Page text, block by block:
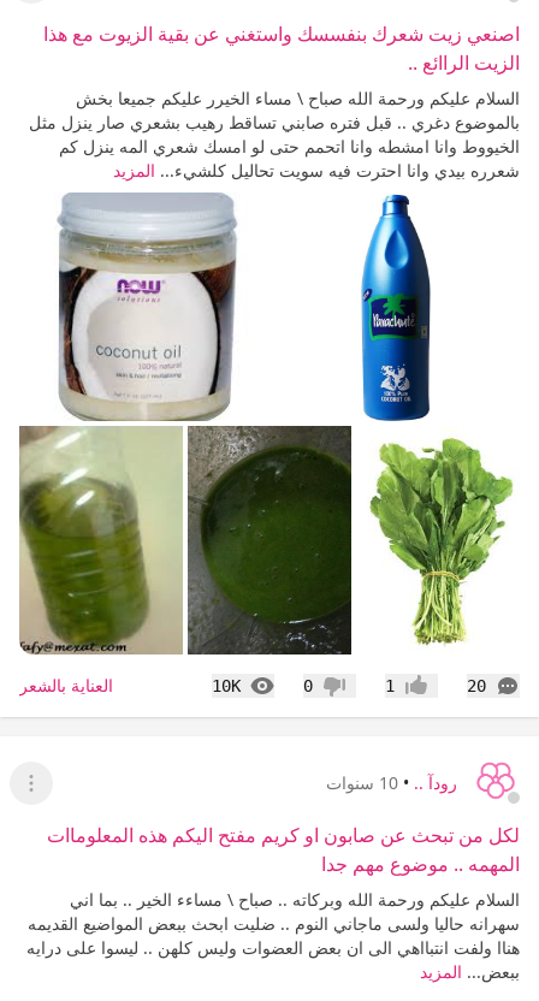
اصنعي زيت شعرك بنفسسك واستغني عن بقية الزيوت مع هذا
الزيت الراائع ..
السلام عليكم ورحمة الله صباح \ مساء الخيرر عليكم جميعا بخش
بالموضوع دغري .. قبل فتره صابني تساقط رهيب بشعري صار ينزل مثل
الخيووط وانا امشطه وانا اتحمم حتى لو امسك شعري المه ينزل كم
شعرره بيدي وانا احترت فيه سويت تحاليل كلشيء... المزيد
20
التعليقات إعجاب1 عدم إعجاب
0
10K
المشاهدات العناية بالشعر
رودآ .. • 10 سنوات
عرض
لكل من تبحث عن صابون او كريم مفتح اليكم هذه المعلوماات
المهمه .. موضوع مهم جدا
السلام عليكم ورحمة الله وبركاته .. صباح \ مساءء الخير .. بما اني
سهرانه حاليا ولسى ماجاني النوم .. ضليت ابحث ببعض المواضيع القديمه
هناا ولفت انتبااهي الى ان بعض العضوات وليس كلهن .. ليسوا على درايه
ببعض... المزيد